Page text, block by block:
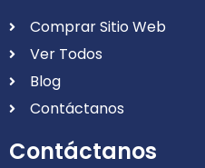
Comprar Sitio Web
Ver Todos
Blog
Contáctanos
Contáctanos